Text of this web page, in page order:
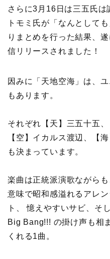
さらに3月16日は三五氏
トモミ氏が「なんとして
りまとめを行った結果、
信リリースされました！
因みに「天地空海」は、
もあります。
それぞれ【天】三五十五、
【空】イカルス渡辺、【
も決まっています。
楽曲は正統派演歌ながら
意味で昭和感溢れるアレ
ト、 憶えやすいサビ、そ
Big Bang!!! の掛け声も相
くれる1曲。